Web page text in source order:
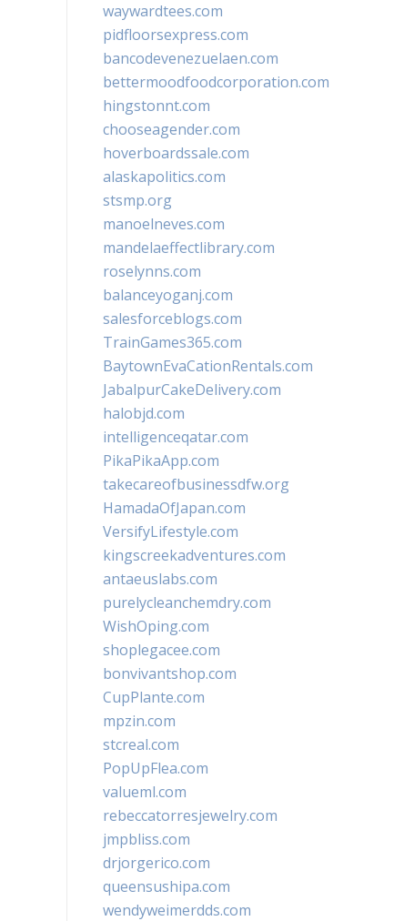
waywardtees.com
pidfloorsexpress.com
bancodevenezuelaen.com
bettermoodfoodcorporation.com
hingstonnt.com
chooseagender.com
hoverboardssale.com
alaskapolitics.com
stsmp.org
manoelneves.com
mandelaeffectlibrary.com
roselynns.com
balanceyoganj.com
salesforceblogs.com
TrainGames365.com
BaytownEvaCationRentals.com
JabalpurCakeDelivery.com
halobjd.com
intelligenceqatar.com
PikaPikaApp.com
takecareofbusinessdfw.org
HamadaOfJapan.com
VersifyLifestyle.com
kingscreekadventures.com
antaeuslabs.com
purelycleanchemdry.com
WishOping.com
shoplegacee.com
bonvivantshop.com
CupPlante.com
mpzin.com
stcreal.com
PopUpFlea.com
valueml.com
rebeccatorresjewelry.com
jmpbliss.com
drjorgerico.com
queensushipa.com
wendyweimerdds.com